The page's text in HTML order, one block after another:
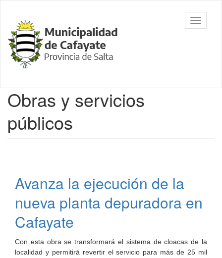
contenido
principal
Municipalidad
de Cafayate,
Salta
barra
Contenido
principal
Obras y servicios
públicos
Avanza la ejecución de la
nueva planta depuradora en
Cafayate
Con esta obra se transformará el sistema de cloacas de la
localidad y permitirá revertir el servicio para más de 25 mil